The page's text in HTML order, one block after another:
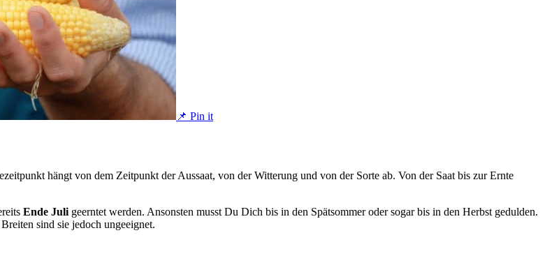
📌 Pin it
hängt von dem Zeitpunkt der Aussaat, von der Witterung und von der Sorte ab. Von der Saat bis zur Ernte
Ende Juli geerntet werden. Ansonsten musst Du Dich bis in den Spätsommer oder sogar bis in den Herbst gedulden.
sind sie jedoch ungeeignet.